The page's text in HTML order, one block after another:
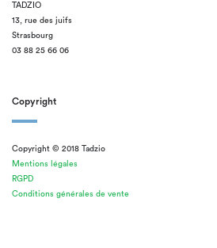
TADZIO
13, rue des juifs
Strasbourg
03 88 25 66 06
Copyright
Copyright © 2018 Tadzio
Mentions légales
RGPD
Conditions générales de vente